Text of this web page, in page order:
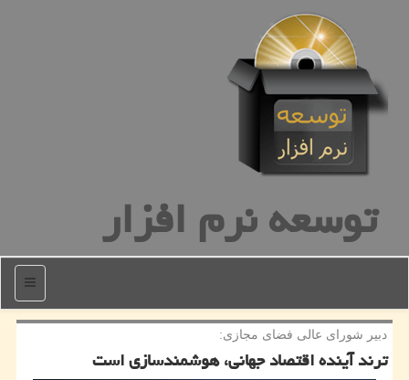
توسعه نرم افزار
منو
دبیر شورای عالی فضای مجازی:
ترند آینده اقتصاد جهانی، هوشمندسازی است